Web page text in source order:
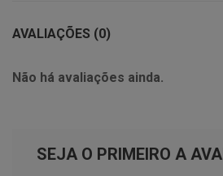
AVALIAÇÕES (0)
Não há avaliações ainda.
SEJA O PRIMEIRO A